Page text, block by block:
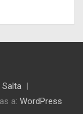
a: WordPress